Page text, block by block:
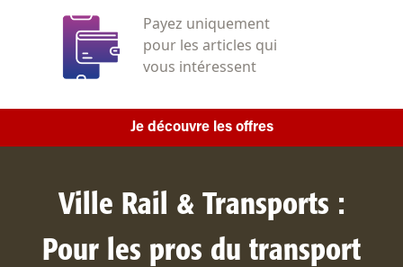
Payez uniquement
pour les articles qui
vous intéressent
Je découvre les offres
Ville Rail & Transports :
Pour les pros du transport